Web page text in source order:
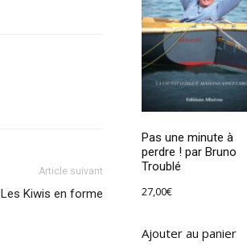
Article suivant
Les Kiwis en forme
Pas une minute à
perdre ! par Bruno
Troublé
27,00€
Ajouter au panier